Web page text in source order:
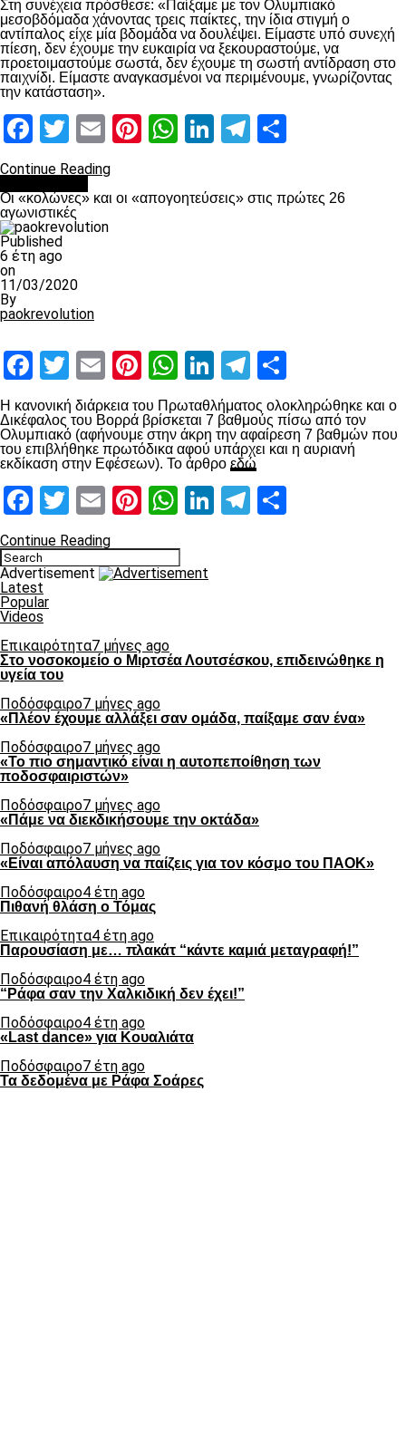
Στη συνέχεια πρόσθεσε: «Παίξαμε με τον Ολυμπιακό
μεσοβδόμαδα χάνοντας τρεις παίκτες, την ίδια στιγμή ο
αντίπαλος είχε μία βδομάδα να δουλέψει. Είμαστε υπό συνεχή
πίεση, δεν έχουμε την ευκαιρία να ξεκουραστούμε, να
προετοιμαστούμε σωστά, δεν έχουμε τη σωστή αντίδραση στο
παιχνίδι. Είμαστε αναγκασμένοι να περιμένουμε, γνωρίζοντας
την κατάσταση».
Facebook
Twitter
EmailPinterest
WhatsApp
LinkedIn
Telegram
Continue Reading
Οι «κολώνες» και οι «απογοητεύσεις» στις πρώτες 26
αγωνιστικές
Published
6 έτη ago
on
11/03/2020
By
paokrevolution
Facebook
Twitter
EmailPinterest
WhatsApp
LinkedIn
Telegram
Η κανονική διάρκεια του Πρωταθλήματος ολοκληρώθηκε και ο
Δικέφαλος του Βορρά βρίσκεται 7 βαθμούς πίσω από τον
Ολυμπιακό (αφήνουμε στην άκρη την αφαίρεση 7 βαθμών που
του επιβλήθηκε πρωτόδικα αφού υπάρχει και η αυριανή
εκδίκαση στην Εφέσεων). Το άρθρο εδώ
Facebook
Twitter
EmailPinterest
WhatsApp
LinkedIn
Telegram
Continue Reading
Advertisement
Latest
Popular
Videos
Επικαιρότητα7 μήνες ago
Στο νοσοκομείο ο Μιρτσέα Λουτσέσκου, επιδεινώθηκε η
υγεία του
Ποδόσφαιρο7 μήνες ago
«Πλέον έχουμε αλλάξει σαν ομάδα, παίξαμε σαν ένα»
Ποδόσφαιρο7 μήνες ago
«Το πιο σημαντικό είναι η αυτοπεποίθηση των
ποδοσφαιριστών»
Ποδόσφαιρο7 μήνες ago
«Πάμε να διεκδικήσουμε την οκτάδα»
Ποδόσφαιρο7 μήνες ago
«Είναι απόλαυση να παίζεις για τον κόσμο του ΠΑΟΚ»
Ποδόσφαιρο4 έτη ago
Πιθανή θλάση ο Τόμας
Επικαιρότητα4 έτη ago
Παρουσίαση με… πλακάτ “κάντε καμιά μεταγραφή!”
Ποδόσφαιρο4 έτη ago
“Ράφα σαν την Χαλκιδική δεν έχει!”
Ποδόσφαιρο4 έτη ago
«Last dance» για Κουαλιάτα
Ποδόσφαιρο7 έτη ago
Τα δεδομένα με Ράφα Σοάρες